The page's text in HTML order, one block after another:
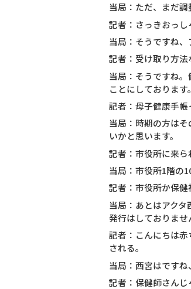
当局：ただ、まだ調
記者：さっきおっし
当局：そうですね、
記者：受け取り方法
当局：そうですね
ことにしております。
記者：母子健康手帳
当局：時期の方は
いかと思います。
記者：市役所に来ら
当局：市役所1階の
記者：市役所か保健
当局：あとはアク
発行はしておりませ
記者：こんにちは
される。
当局：西宮はですね
記者：保健師さんじ